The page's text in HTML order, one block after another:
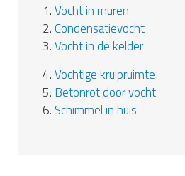
1.Vocht in muren
2.Condensatievocht
3.Vocht in de kelder
4.Vochtige kruipruimte
5. Betonrot door vocht
6. Schimmel in huis